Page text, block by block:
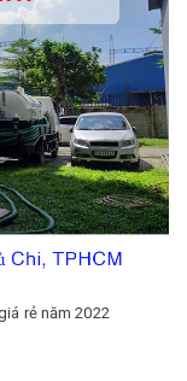
rẻ năm 2022